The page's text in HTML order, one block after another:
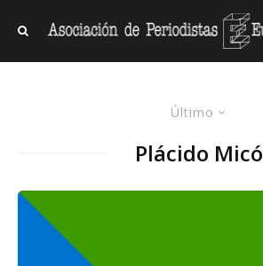
Último
Plácido Micó